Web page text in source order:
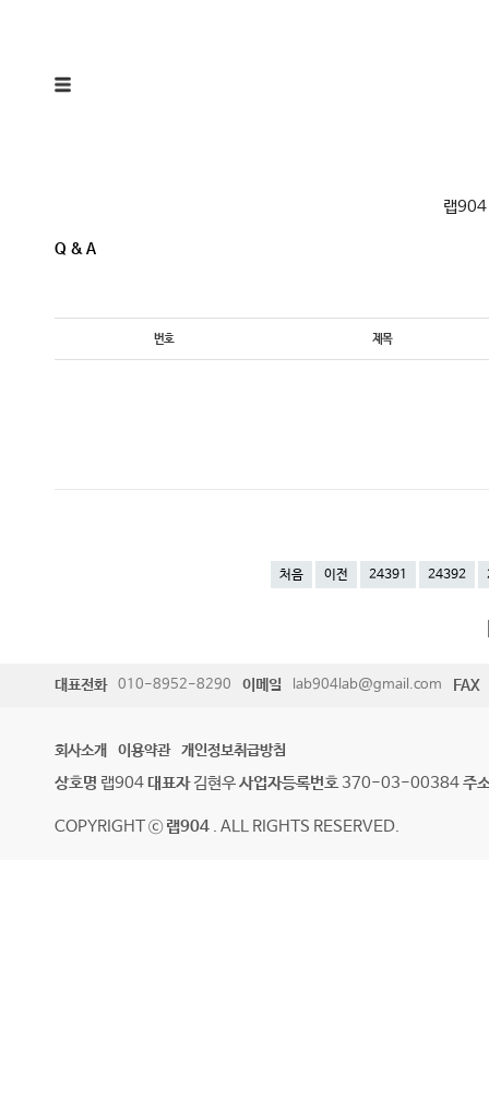
랩904
Q & A
번호 제목
처음 이전 24391 24392
대표전화 010-8952-8290 이메일 lab904lab@gmail.com FAX
회사소개 이용약관 개인정보취급방침
상호명 랩904 대표자김현우사업자등록번호 370-03-00384주
COPYRIGHT ⓒ랩904 . ALL RIGHTS RESERVED.